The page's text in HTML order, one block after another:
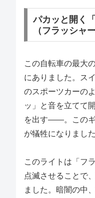
パカッと開く
（フラッシャ
この自転車の最大
にありました。ス
のスポーツカーの
ッ」と音を立てて
を出す――。この
が犠牲になりました
このライトは「フ
点滅させることで
ました。暗闇の中